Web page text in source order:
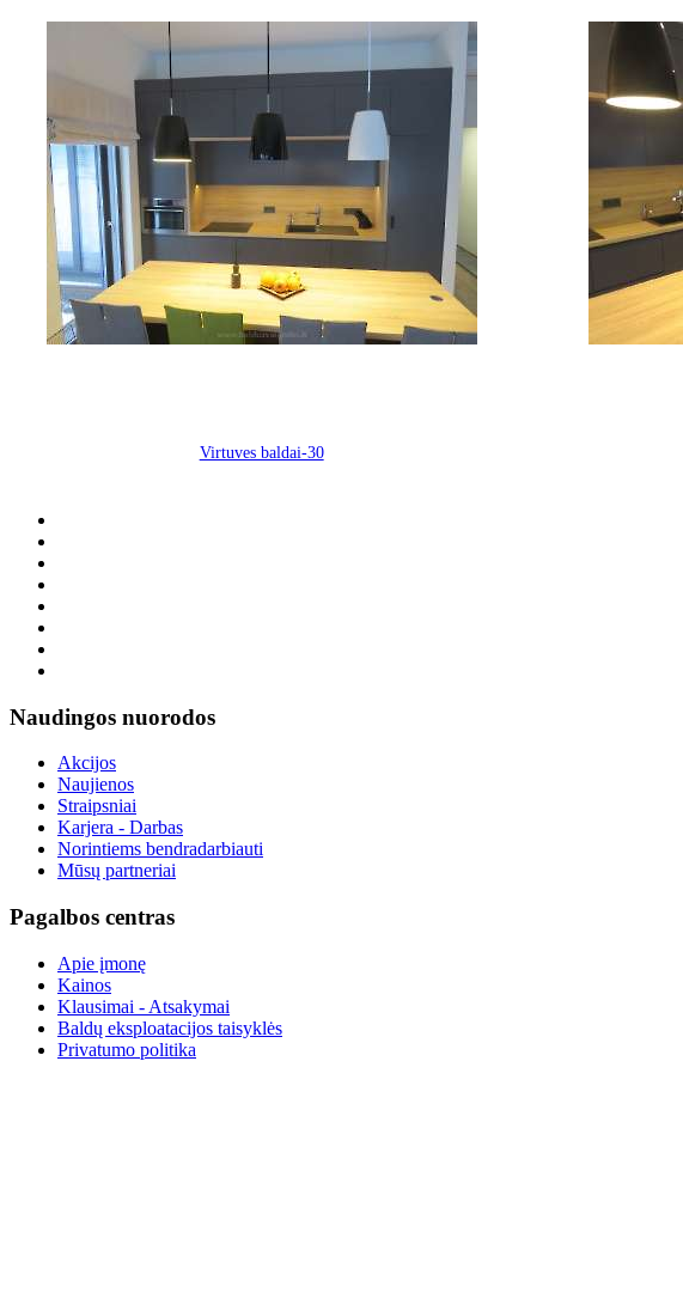
Virtuves baldai-30
Naudingos nuorodos
Akcijos
Naujienos
Straipsniai
Karjera - Darbas
Norintiems bendradarbiauti
Mūsų partneriai
Pagalbos centras
Apie įmonę
Kainos
Klausimai - Atsakymai
Baldų eksploatacijos taisyklės
Privatumo politika